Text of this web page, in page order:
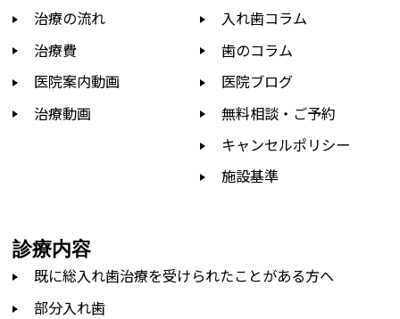
治療の流れ
治療費
医院案内動画
治療動画
入れ歯コラム
歯のコラム
医院ブログ
無料相談・ご予約
キャンセルポリシー
施設基準
診療内容
既に総入れ歯治療を受けられたことがある方へ
部分入れ歯